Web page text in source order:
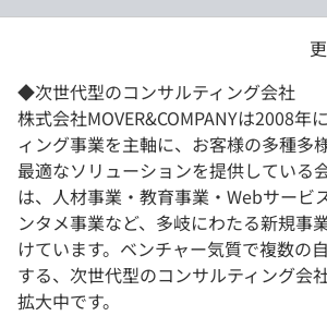
◆次世代型のコンサルティング会社
株式会社MOVER&COMPANYは2008年
ィング事業を主軸に、お客様の多種多
最適なソリューションを提供している
は、人材事業・教育事業・Webサービ
ンタメ事業など、多岐にわたる新規事
けています。ベンチャー気質で複数の
する、次世代型のコンサルティング会
拡大中です。